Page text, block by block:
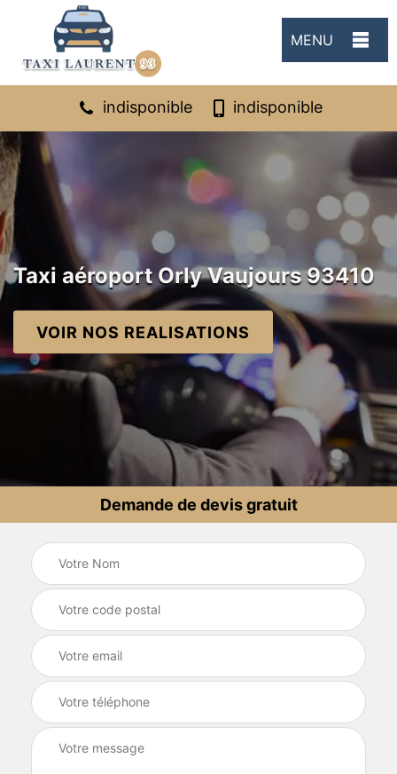
MENU
indisponible indisponible
Taxi aéroport Orly Vaujours 93410
VOIR NOS REALISATIONS
Demande de devis gratuit